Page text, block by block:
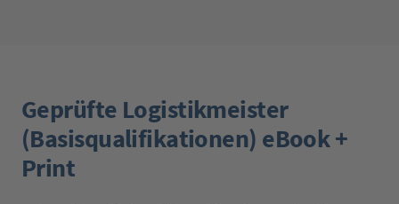
Geprüfte Logistikmeister
(Basisqualifikationen) eBook +
Print